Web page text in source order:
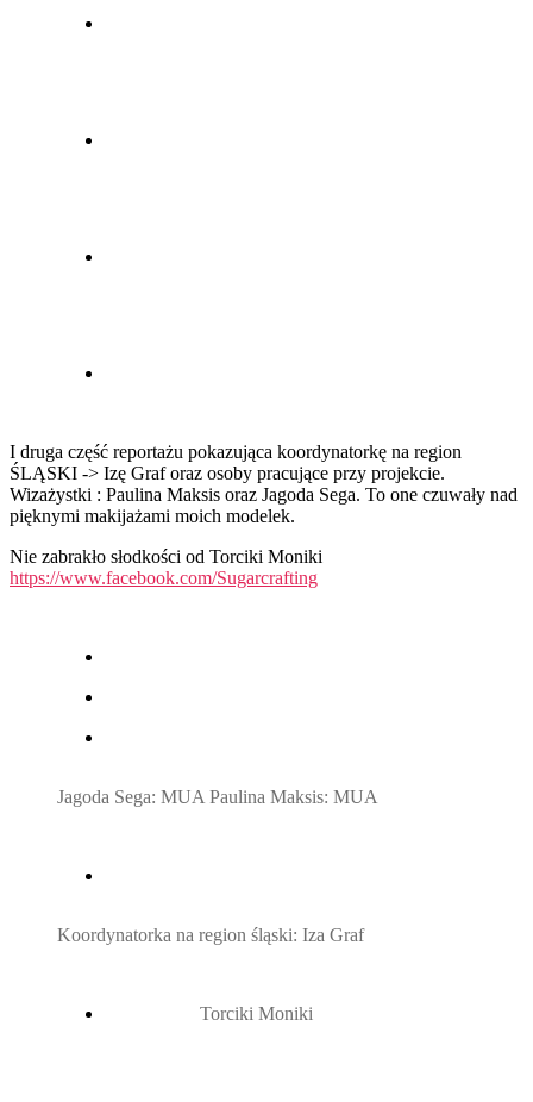
I druga część reportażu pokazująca koordynatorkę na region
ŚLĄSKI -> Izę Graf oraz osoby pracujące przy projekcie.
Wizażystki : Paulina Maksis oraz Jagoda Sega. To one czuwały nad
pięknymi makijażami moich modelek.
Nie zabrakło słodkości od Torciki Moniki
https://www.facebook.com/Sugarcrafting
Jagoda Sega: MUA Paulina Maksis: MUA
Koordynatorka na region śląski: Iza Graf
Torciki Moniki